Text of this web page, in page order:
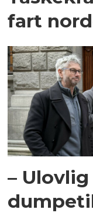
fart
–